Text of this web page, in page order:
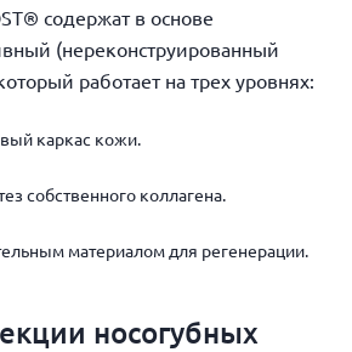
содержат в основе
(нереконструированный
работает на трех уровнях:
каркас кожи.
собственного коллагена.
материалом для регенерации.
носогубных